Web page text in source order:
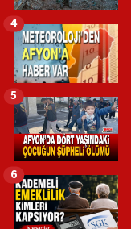
4
5
6